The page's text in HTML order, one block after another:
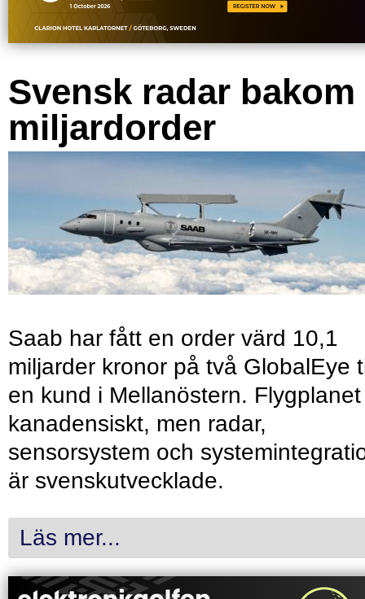
Svensk radar bakom
miljardorder
Saab har fått en order värd 10,1
miljarder kronor på två GlobalEye
en kund i Mellanöstern.
kanadensiskt, men radar,
sensorsystem och
är svenskutvecklade.
Läs mer...